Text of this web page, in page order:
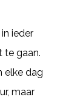
ieder
te gaan.
elke dag
maar